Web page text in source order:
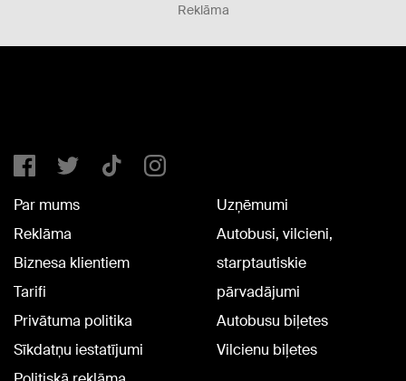
Reklāma
Par mums
Reklāma
Biznesa klientiem
Tarifi
Privātuma politika
Sīkdatņu iestatījumi
Uzņēmumi
Autobusi, vilcieni,
starptautiskie
pārvadājumi
Autobusu biļetes
Vilcienu biļetes